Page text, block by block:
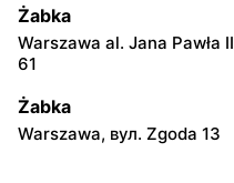
Żabka
Warszawa al. Jana Pawła II
61
Żabka
Warszawa, вул. Zgoda 13